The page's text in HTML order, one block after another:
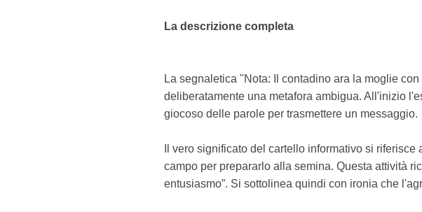
La descrizione completa
La segnaletica "Nota: Il contadino ara la moglie
deliberatamente una metafora ambigua. All'inizio
giocoso delle parole per trasmettere un messaggio.
Il vero significato del cartello informativo si
campo per prepararlo alla semina. Questa attività
entusiasmo”. Si sottolinea quindi con ironia che